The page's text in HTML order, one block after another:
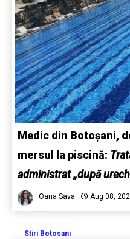
Medic din Botoșani,
mersul la piscină:
administrat „după
Oana Sava Aug 08,
Stiri Botosani